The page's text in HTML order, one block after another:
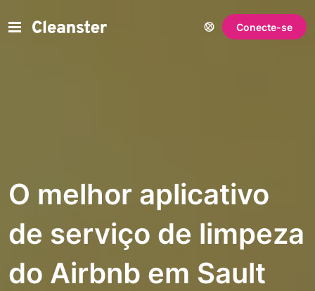
Conecte-se
O melhor aplicativo
de serviço de limpeza
do Airbnb em Sault